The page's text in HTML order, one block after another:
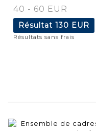
40 - 60 EUR
Résultat 130 EUR
Résultats sans frais